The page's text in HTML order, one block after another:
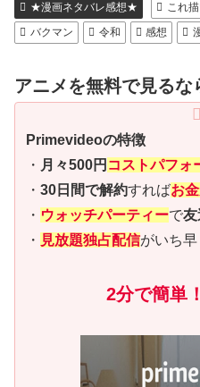
★漫画ネタバレ感想★ これ
バクマン
令和 感想
アニメを無料で見る
Primevideoの特徴
・ 月々500円 コストパフォ
・ 30日間で解約すればお
・ ウォッチパーティーで友
・ 見放題独占配信がいち早
2分で簡単